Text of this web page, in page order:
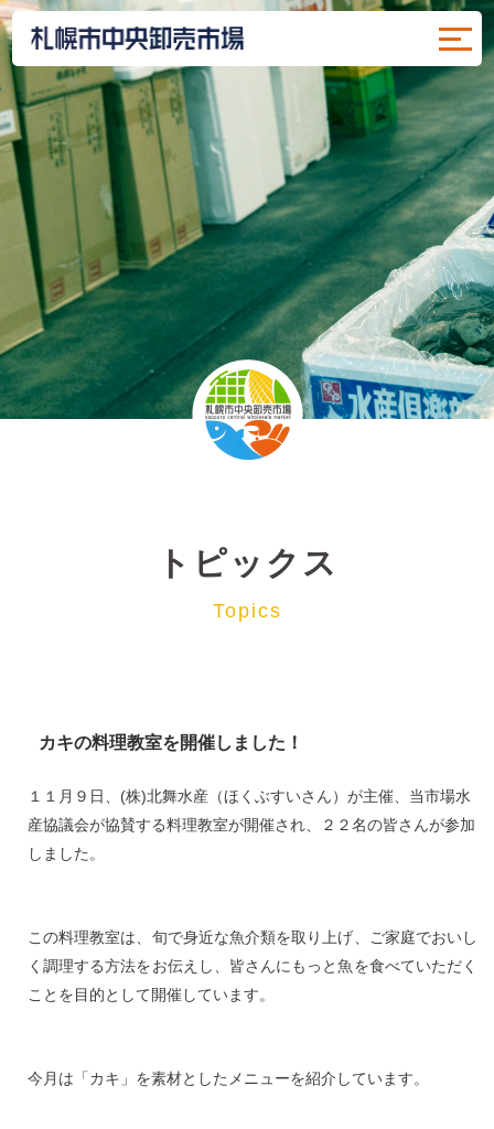
トピックス
Topics
カキの料理教室を開催しました！
１１月９日、(株)北舞水産（ほくぶすいさん）が主催、当市場水
産協議会が協賛する料理教室が開催され、２２名の皆さんが参加
しました。
この料理教室は、旬で身近な魚介類を取り上げ、ご家庭でおいし
く調理する方法をお伝えし、皆さんにもっと魚を食べていただく
ことを目的として開催しています。
今月は「カキ」を素材としたメニューを紹介しています。